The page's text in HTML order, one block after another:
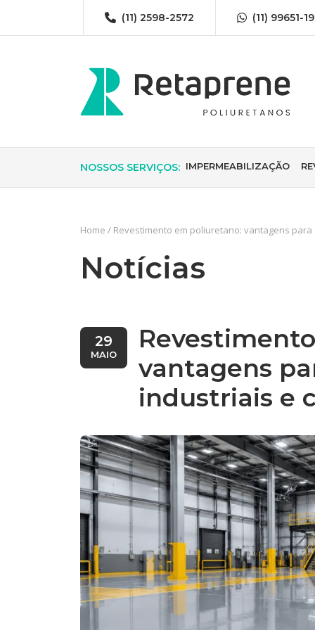
(11) 2598-2572 (11) 99651-
NOSSOS SERVIÇOS: IMPERMEABILIZAÇÃO
Impermeabilização em
Impermeabilização em
Impermeabilização para
Impermeabilização em
Impermeabilização
Impermeabilização de
Home / Revestimento em poliuretano: vantagens
Notícias
29
MAIO
vantagens
industriais e